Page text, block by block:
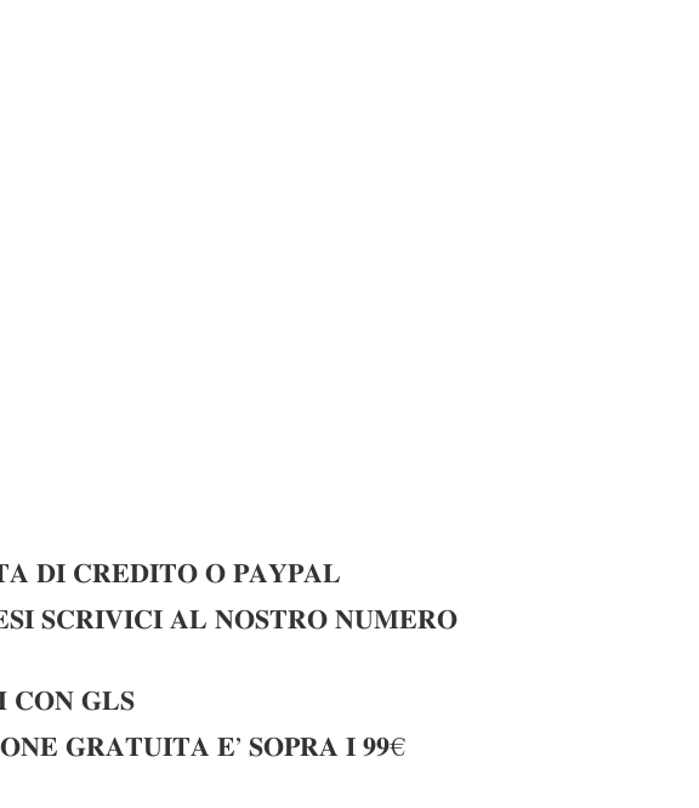
𝐃𝐈 𝐂𝐑𝐄𝐃𝐈𝐓𝐎 𝐎 𝐏𝐀𝐘𝐏𝐀𝐋
𝐒𝐂𝐑𝐈𝐕𝐈𝐂𝐈 𝐀𝐋 𝐍𝐎𝐒𝐓𝐑𝐎 𝐍𝐔𝐌𝐄𝐑𝐎
𝐂𝐎𝐍 𝐆𝐋𝐒
𝐆𝐑𝐀𝐓𝐔𝐈𝐓𝐀 𝐄’ 𝐒𝐎𝐏𝐑𝐀 𝐈 𝟗𝟗€